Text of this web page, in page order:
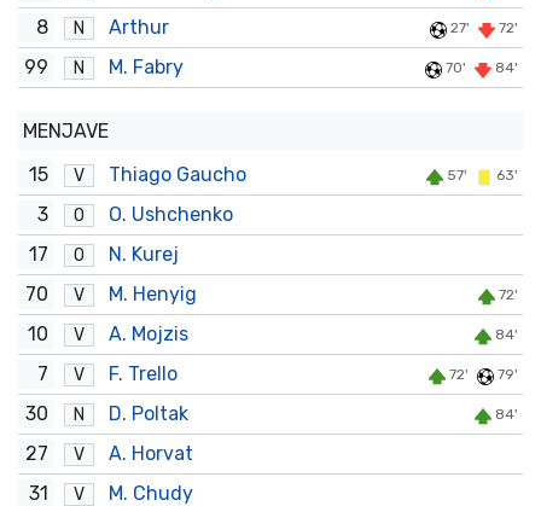
8 N Arthur 27' 72'
99 N M. Fabry 70' 84'
MENJAVE
15
V Thiago Gaucho 57' 63'
3 O
O. Ushchenko
17
O
N. Kurej
70
V M. Henyig 72'
10 V A. Mojzis 84'
7 V F. Trello 72' 79'
30 N D. Poltak 84'
27 V
A. Horvat
31
V M. Chudy